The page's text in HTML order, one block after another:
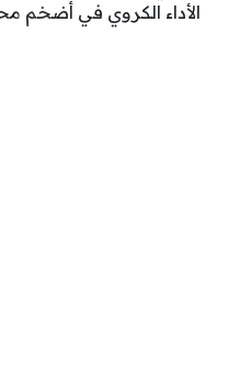
الأداء الكروي في أضخم